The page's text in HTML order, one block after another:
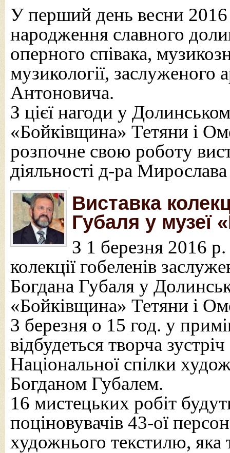
У перший день весни 2016
народження славного
оперного співака,
музикології,
Антоновича.
З цієї нагоди у
«Бойківщина» Тетяни і
розпочне свою роботу
діяльності д-ра
Виставка
Губаля у музеї
З 1 березня 2016
колекції гобеленів
Богдана Губаля у
«Бойківщина» Тетяни і
3 березня о 15 год. у
відбудеться творча
Національної спілки
Богданом Губалем.
16 мистецьких робіт
поціновувачів 43-ої
художнього текстилю, яка